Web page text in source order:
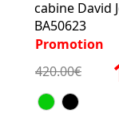
cabine David
BA50623
Promotion
420.00€